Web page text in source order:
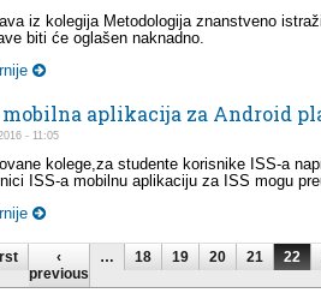
iz kolegija Metodologija znanstveno
biti će oglašen naknadno.
mobilna aplikacija za Android
- 11:05
kolege,za studente korisnike ISS-a
ISS-a mobilnu aplikaciju za ISS mogu
‹
previous
… 18 19 20 21 22